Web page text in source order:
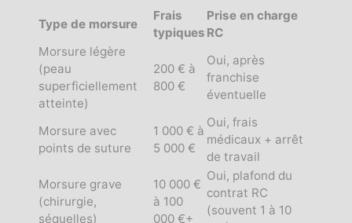
Type de morsure
Frais
typiques
Prise en charge
RC
Morsure légère
(peau
superficiellement
atteinte)
200 € à
800 €
Oui, après
franchise
éventuelle
Morsure avec
points de suture
1 000 € à
5 000 €
Oui, frais
médicaux + arrêt
de travail
Morsure grave
(chirurgie,
séquelles)
10 000 €
à 100
000 €+
Oui, plafond du
contrat RC
(souvent 1 à 10